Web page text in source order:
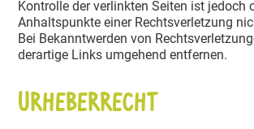
Kontrolle der verlinkten Seiten ist jedoch
Anhalts­punkte einer Rechts­ver­letzung
Bei Bekannt­werden von
derartige Links umgehend entfernen.
Urheber­recht